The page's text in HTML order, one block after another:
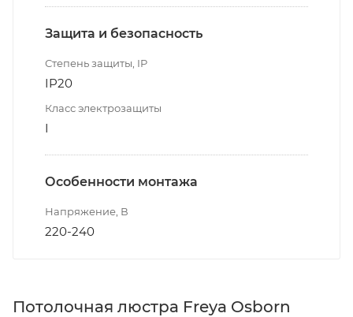
Защита и безопасность
Степень защиты, IP
IP20
Класс электрозащиты
I
Особенности монтажа
Напряжение, В
220-240
Потолочная люстра Freya Osborn